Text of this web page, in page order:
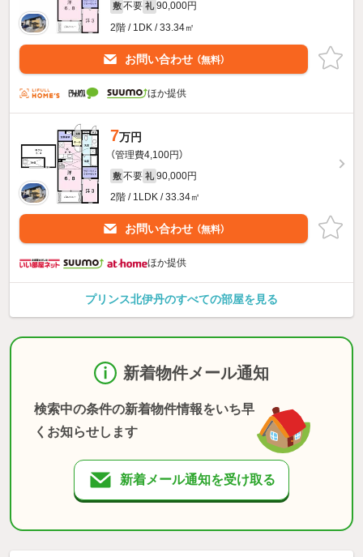
敷 不要 礼 90,000円
2階 / 1DK / 33.34㎡
お問い合わせ （無料）
ほか提供
7万円
（管理費4,100円）
敷 不要 礼 90,000円
2階 / 1LDK / 33.34㎡
お問い合わせ （無料）
ほか提供
プリンス北伊丹のすべての部屋を見る
新着物件メール通知
検索中の条件の新着物件情報をいち早
くお知らせします
新着メール通知を受け取る